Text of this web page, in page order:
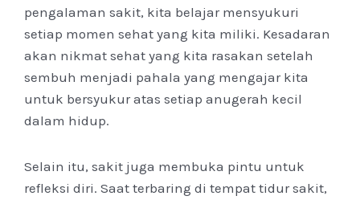
pengalaman sakit, kita belajar mensyukuri
setiap momen sehat yang kita miliki. Kesadaran
akan nikmat sehat yang kita rasakan setelah
sembuh menjadi pahala yang mengajar kita
untuk bersyukur atas setiap anugerah kecil
dalam hidup.
Selain itu, sakit juga membuka pintu untuk
refleksi diri. Saat terbaring di tempat tidur sakit,